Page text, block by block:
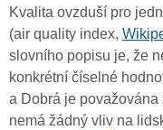
Kvalita ovzduší pro
(air quality index,
slovního popisu je, že
konkrétní číselné
a Dobrá je
nemá žádný vliv na